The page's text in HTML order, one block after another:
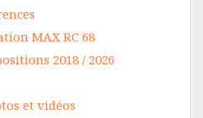
MAX RC 68
2018 / 2026
et vidéos